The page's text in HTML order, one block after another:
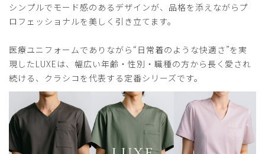
役に立った 0
購入確認済み
年齢: 50代 身長: 161-165cm 体重:
61-65kg
サイズ感 小さめ
大きめ
ストレッチ感
よく伸びる
伸びない
シンプルでモード感のあるデザインが、品格を添えながらプ
ロフェッショナルを美しく引き立てます。
医療ユニフォームでありながら“日常着のような快適さ”を実
現したLUXEは、幅広い年齢・性別・職種の方から長く愛され
続ける、クラシコを代表する定番シリーズです。